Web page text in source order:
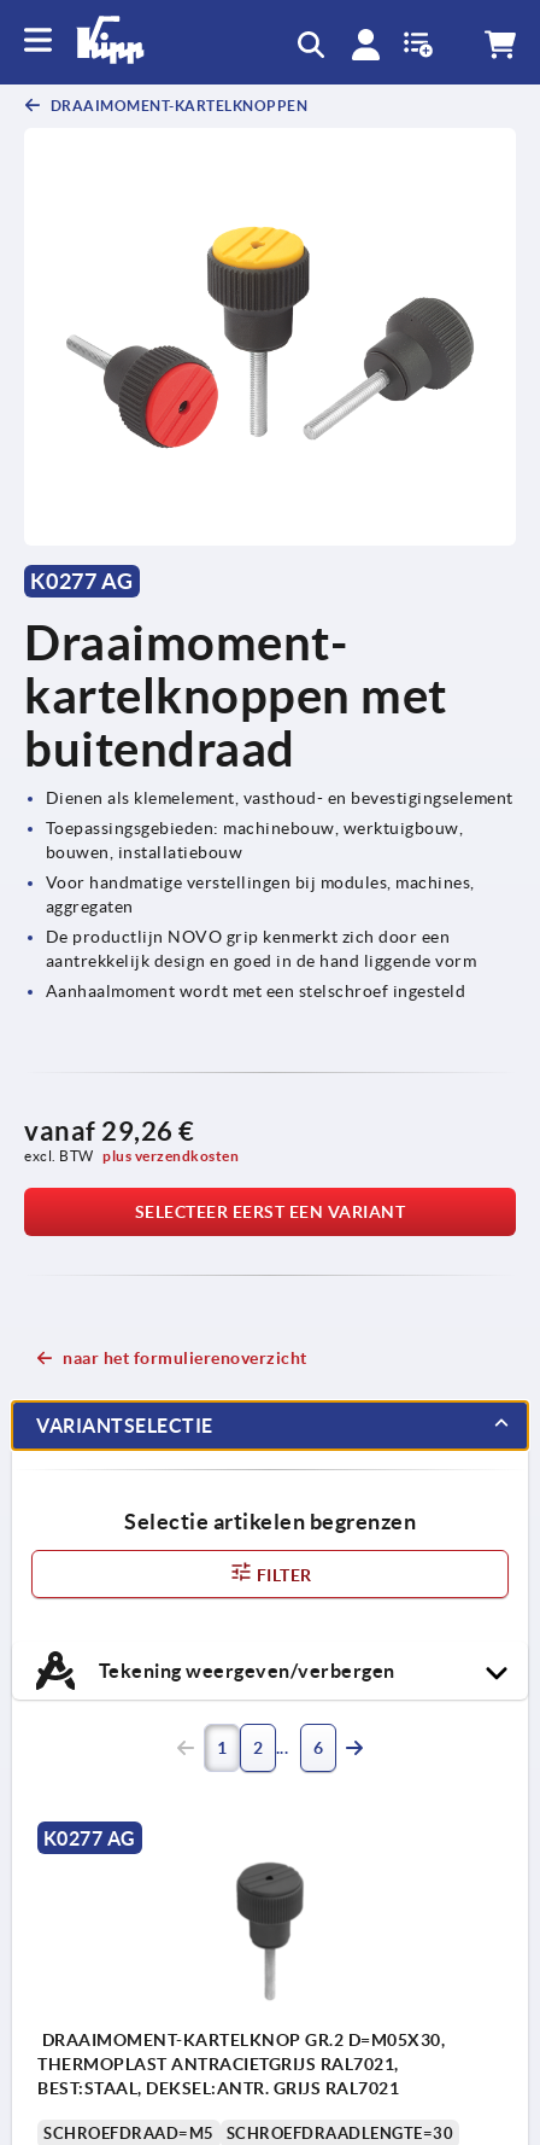
DRAAIMOMENT-KARTELKNOPPEN
K0277 AG
Draaimoment-
kartelknoppen met
buitendraad
Dienen als klemelement, vasthoud- en bevestigingselement
Toepassingsgebieden: machinebouw, werktuigbouw,
bouwen, installatiebouw
Voor handmatige verstellingen bij modules, machines,
aggregaten
De productlijn NOVO grip kenmerkt zich door een
aantrekkelijk design en goed in de hand liggende vorm
Aanhaalmoment wordt met een stelschroef ingesteld
vanaf 29,26 €
excl. BTW plus verzendkosten
SELECTEER EERST EEN VARIANT
naar het formulierenoverzicht
VARIANTSELECTIE
Selectie artikelen begrenzen
FILTER
Tekening weergeven/verbergen
1 2 6
K0277 AG
DRAAIMOMENT-KARTELKNOP GR.2 D=M05X30,
THERMOPLAST ANTRACIETGRIJS RAL7021,
BEST:STAAL, DEKSEL:ANTR. GRIJS RAL7021
SCHROEFDRAAD=M5
SCHROEFDRAADLENGTE=30